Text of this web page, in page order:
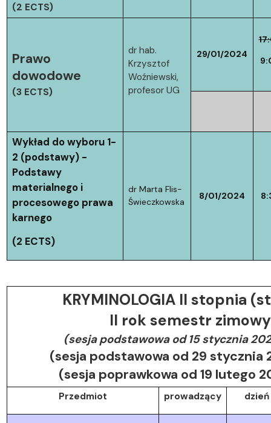
(2 ECTS)
Prawo
dowodowe
(3 ECTS)
dr hab.
Krzysztof
Woźniewski,
profesor UG
29/01/2024
Wykład do wyboru 1-
2 (podstawy) -
Podstawy
materialnego i
procesowego prawa
karnego
(2 ECTS)
dr Marta Flis-
Świeczkowska
8/01/2024
KRYMINOLOGIA II stopnia
II rok semestr
(sesja podstawowa od 15 stycznia
(sesja podstawowa od 29 stycznia
(sesja poprawkowa od 19 lutego
Przedmiot prowadzący dzień